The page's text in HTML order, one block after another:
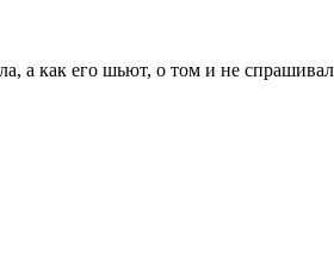
а как его шьют, о том и не